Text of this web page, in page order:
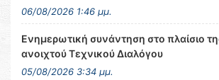
06/08/2026 1:46 μμ.
Ενημερωτική συνάντηση στο πλαίσιο
ανοιχτού Τεχνικού Διαλόγου
05/08/2026 3:34 μμ.